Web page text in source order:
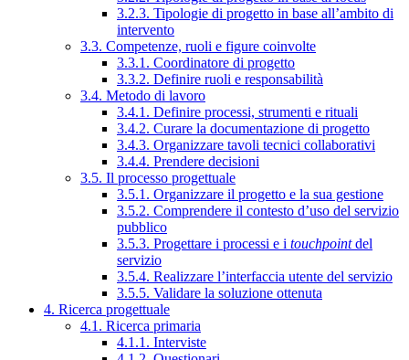
3.2.3. Tipologie di progetto in base all’ambito di
intervento
3.3. Competenze, ruoli e figure coinvolte
3.3.1. Coordinatore di progetto
3.3.2. Definire ruoli e responsabilità
3.4. Metodo di lavoro
3.4.1. Definire processi, strumenti e rituali
3.4.2. Curare la documentazione di progetto
3.4.3. Organizzare tavoli tecnici collaborativi
3.4.4. Prendere decisioni
3.5. Il processo progettuale
3.5.1. Organizzare il progetto e la sua gestione
3.5.2. Comprendere il contesto d’uso del servizio
pubblico
3.5.3. Progettare i processi e i touchpointdel
servizio
3.5.4. Realizzare l’interfaccia utente del servizio
3.5.5. Validare la soluzione ottenuta
4. Ricerca progettuale
4.1. Ricerca primaria
4.1.1. Interviste